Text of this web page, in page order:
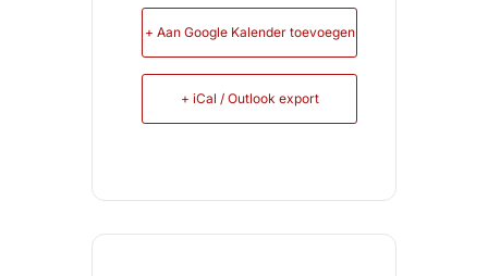
+ Aan Google Kalender toevoegen
+ iCal / Outlook export